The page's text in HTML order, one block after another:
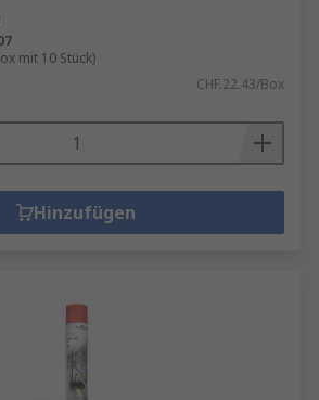
mit 10 Stück)
CHF.22.43/Box
Hinzufügen